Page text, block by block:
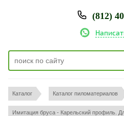
(812)
Каталог Каталог пиломатериалов
Имитация бруса - Карельский профиль.